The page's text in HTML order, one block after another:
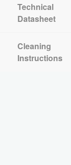
Technical
Datasheet
Cleaning
Instructions